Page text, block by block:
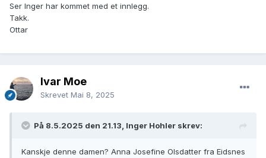
Ser Inger har kommet med et innlegg.
Takk.
Ottar
Ivar Moe
Skrevet Mai 8, 2025
På 8.5.2025 den 21.13, Inger Hohler skrev:
Kanskje denne damen? Anna Josefine Olsdatter fra Eidsnes